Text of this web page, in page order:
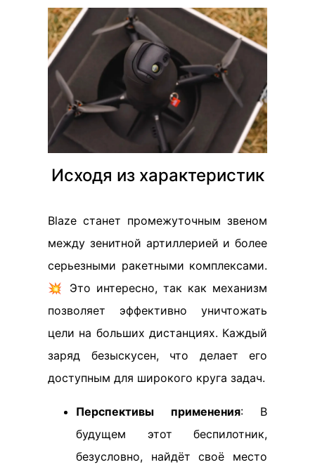
Исходя из характеристик
Blaze станет промежуточным звеном
между зенитной артиллерией и более
серьезными ракетными комплексами.
💥 Это интересно, так как механизм
позволяет эффективно уничтожать
цели на больших дистанциях. Каждый
заряд безыскусен, что делает его
доступным для широкого круга задач.
Перспективы применения: В
будущем этот беспилотник,
безусловно, найдёт своё место